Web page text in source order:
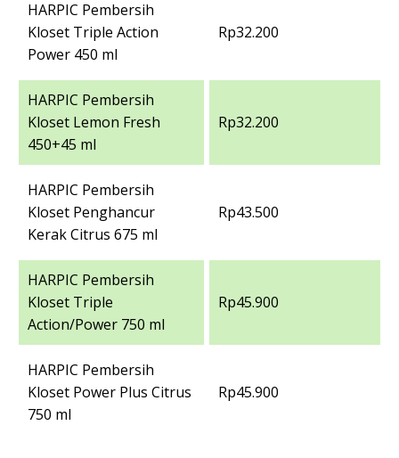
HARPIC Pembersih
Kloset Triple Action
Power 450 ml
Rp32.200
HARPIC Pembersih
Kloset Lemon Fresh
450+45 ml
Rp32.200
HARPIC Pembersih
Kloset Penghancur
Kerak Citrus 675 ml
Rp43.500
HARPIC Pembersih
Kloset Triple
Action/Power 750 ml
Rp45.900
HARPIC Pembersih
Kloset Power Plus Citrus
750 ml
Rp45.900